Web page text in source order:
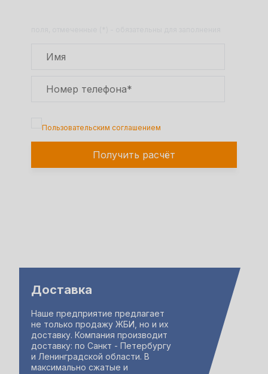
Пользовательским соглашением
Получить расчёт
Доставка
Наше предприятие предлагает
не только продажу ЖБИ, но и их
доставку. Компания производит
доставку: по Санкт - Петербургу
и Ленинградской области. В
максимально сжатые и